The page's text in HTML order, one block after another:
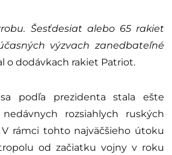
Šesťdesiat alebo 65 rakiet
výzvach zanedbateľné
o dodávkach rakiet Patriot.
podľa prezidenta stala ešte
rozsiahlych ruských
V rámci tohto najväčšieho útoku
od začiatku vojny v roku